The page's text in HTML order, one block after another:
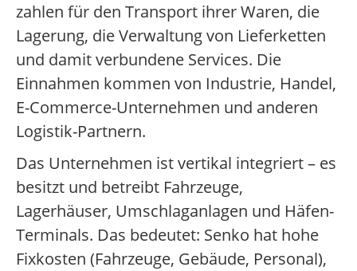
zahlen für den Transport ihrer Waren, die
Lagerung, die Verwaltung von Lieferketten
und damit verbundene Services. Die
Einnahmen kommen von Industrie, Handel,
E-Commerce-Unternehmen und anderen
Logistik-Partnern.
Das Unternehmen ist vertikal integriert – es
besitzt und betreibt Fahrzeuge,
Lagerhäuser, Umschlaganlagen und Häfen-
Terminals. Das bedeutet: Senko hat hohe
Fixkosten (Fahrzeuge, Gebäude, Personal),